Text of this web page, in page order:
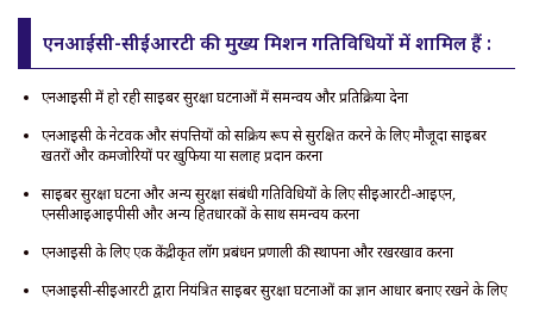
एनआईसी-सीईआरटी की मुख्य मिशन गतिविधियों में शामिल हैं :
एनआईसी में हो रही साइबर सुरक्षा घटनाओं में समन्वय और प्रतिक्रिया देना
एनआईसी के नेटवर्क और संपत्तियों को सक्रिय रूप से सुरक्षित करने के लिए मौजूदा साइबर
खतरों और कमजोरियों पर खुफिया या सलाह प्रदान करना
साइबर सुरक्षा घटना और अन्य सुरक्षा संबंधी गतिविधियों के लिए सीईआरटी-आईएन,
एनसीआईआईपीसी और अन्य हितधारकों के साथ समन्वय करना
एनआईसी के लिए एक केंद्रीकृत लॉग प्रबंधन प्रणाली की स्थापना और रखरखाव करना
एनआईसी-सीईआरटी द्वारा नियंत्रित साइबर सुरक्षा घटनाओं का ज्ञान आधार बनाए रखने के लिए